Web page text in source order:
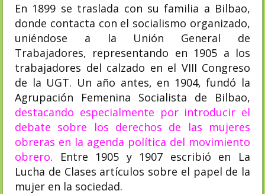
En 1899 se traslada con su familia a Bilbao,
donde contacta con el socialismo organizado,
uniéndose a la Unión General de
Trabajadores, representando en 1905 a los
trabajadores del calzado en el VIII Congreso
de la UGT. Un año antes, en 1904, fundó la
Agrupación Femenina Socialista de Bilbao,
destacando especialmente por introducir el
debate sobre los derechos de las mujeres
obreras en la agenda política del movimiento
obrero. Entre 1905 y 1907 escribió en La
Lucha de Clases artículos sobre el papel de la
mujer en la sociedad.